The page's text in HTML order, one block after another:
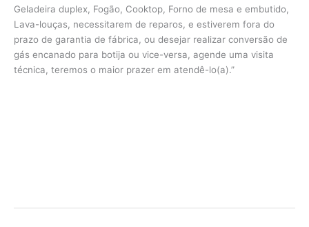
Geladeira duplex, Fogão, Cooktop, Forno de mesa e embutido,
Lava-louças, necessitarem de reparos, e estiverem fora do
prazo de garantia de fábrica, ou desejar realizar conversão de
gás encanado para botija ou vice-versa, agende uma visita
técnica, teremos o maior prazer em atendê-lo(a).”